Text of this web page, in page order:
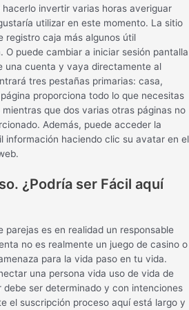
invertir varias horas averiguar
utilizar en este momento. La sitio
registro caja más algunos útil
O puede cambiar a iniciar sesión pantalla
una cuenta y vaya directamente al
tres pestañas primarias: casa,
proporciona todo lo que necesitas
que dos varias otras páginas no
Además, puede acceder la
información haciendo clic su avatar en el
¿Podría ser Fácil aquí
parejas es en realidad un responsable
no es realmente un juego de casino o
para la vida ​​paso en tu vida.
una persona vida uso de vida de
ser determinado y con intenciones
el suscripción proceso aquí está largo y